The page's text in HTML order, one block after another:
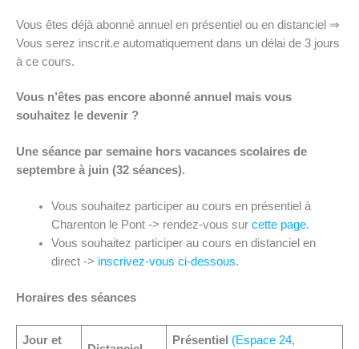
Vous êtes déjà abonné annuel en présentiel ou en distanciel ⇒
Vous serez inscrit.e automatiquement dans un délai de 3 jours
à ce cours.
Vous n’êtes pas encore abonné annuel mais vous
souhaitez le devenir ?
Une séance par semaine hors vacances scolaires de
septembre à juin (32 séances).
Vous souhaitez participer au cours en présentiel à
Charenton le Pont -> rendez-vous sur cette page.
Vous souhaitez participer au cours en distanciel en
direct -> inscrivez-vous ci-dessous.
Horaires des séances
Jour et
Présentiel (Espace 24,